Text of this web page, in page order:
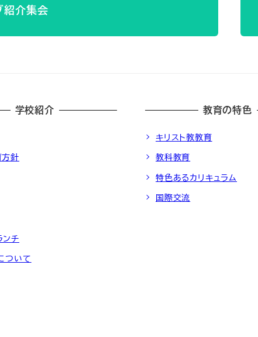
紹介集会
学校紹介
方針
ンチ
ついて
教育の特色
キリスト教教育
教科教育
特色あるカリキュラム
国際交流